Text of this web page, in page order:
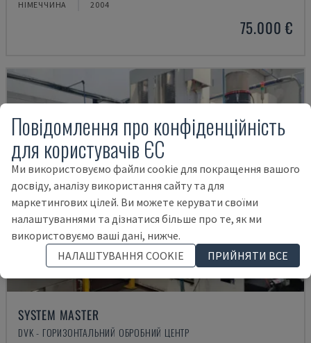
НІМЕЧЧИНА 2004
75.000 €
SYSTEM MASTER
DVK - ГОРИЗОНТАЛЬНИЙ ОБРОБНИЙ ЦЕНТР
Повідомлення про конфіденційність
для користувачів ЄС
Ми використовуємо файли cookie для покращення вашого
досвіду, аналізу використання сайту та для
маркетингових цілей. Ви можете керувати своїми
налаштуваннями та дізнатися більше про те, як ми
використовуємо ваші дані, нижче.
НАЛАШТУВАННЯ COOKIE
ПРИЙНЯТИ ВСЕ